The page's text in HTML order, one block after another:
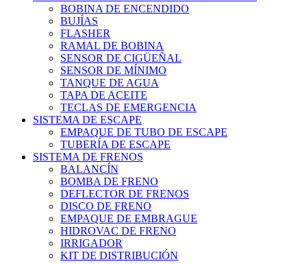
BOBINA DE ENCENDIDO
BUJÍAS
FLASHER
RAMAL DE BOBINA
SENSOR DE CIGÜEÑAL
SENSOR DE MÍNIMO
TANQUE DE AGUA
TAPA DE ACEITE
TECLAS DE EMERGENCIA
SISTEMA DE ESCAPE
EMPAQUE DE TUBO DE ESCAPE
TUBERÍA DE ESCAPE
SISTEMA DE FRENOS
BALANCÍN
BOMBA DE FRENO
DEFLECTOR DE FRENOS
DISCO DE FRENO
EMPAQUE DE EMBRAGUE
HIDROVAC DE FRENO
IRRIGADOR
KIT DE DISTRIBUCIÓN